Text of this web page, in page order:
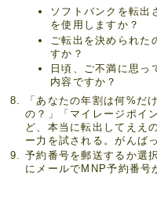
ソフトバンクを転出
を使用しますか？
ご転出を決められた
すか？
日頃、ご不満に思っ
内容ですか？
「あなたの年割は何%だ
の？」「マイレージポイ
ど、本当に転出してええ
ー力を試される。がんば
予約番号を郵送するか選
にメールでMNP予約番号